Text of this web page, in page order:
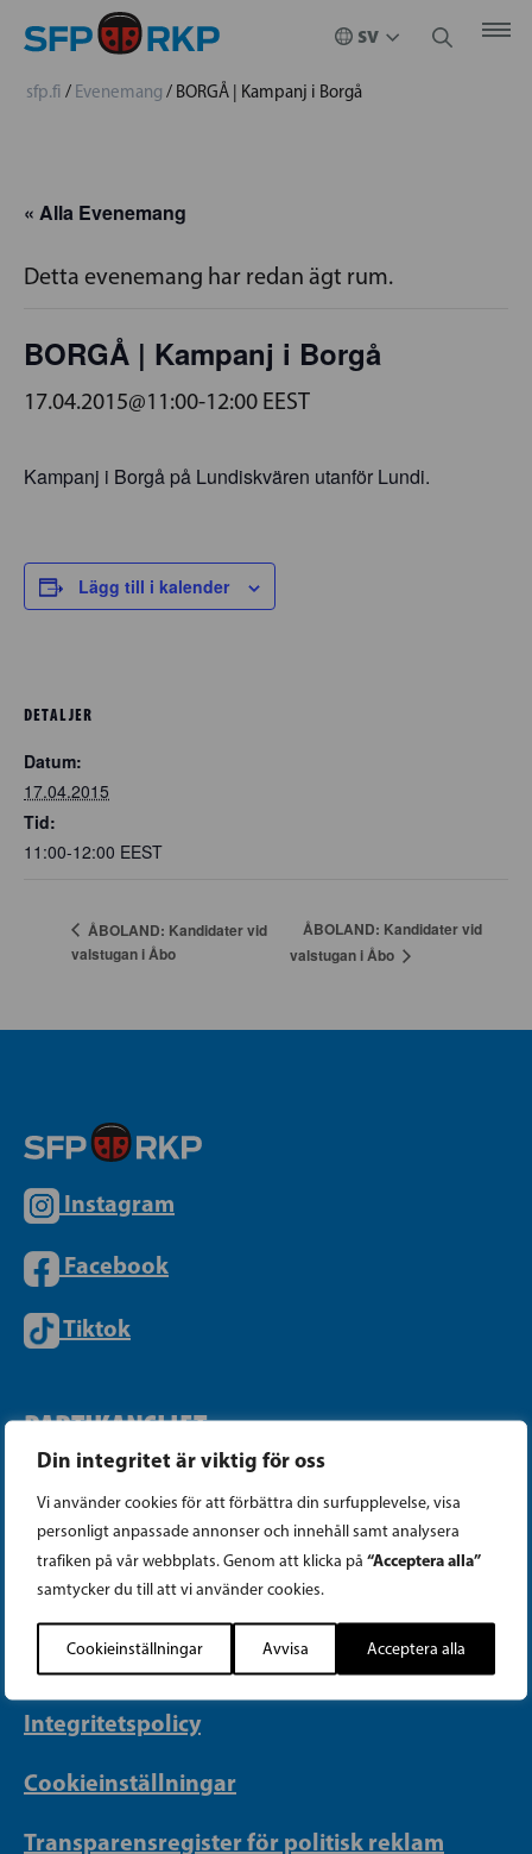
Din integritet är viktig för oss
Vi använder cookies för att förbättra din surfupplevelse, visa
personligt anpassade annonser och innehåll samt analysera
trafiken på vår webbplats. Genom att klicka på “Acceptera alla”
samtycker du till att vi använder cookies.
Cookieinställningar Avvisa Acceptera alla
sfp.fi / Evenemang / BORGÅ | Kampanj i Borgå
« Alla Evenemang
Detta evenemang har redan ägt rum.
BORGÅ | Kampanj i Borgå
17.04.2015@11:00-12:00 EEST
Kampanj i Borgå på Lundiskvären utanför Lundi.
Lägg till i kalender
DETALJER
Datum:
17.04.2015
Tid:
11:00-12:00 EEST
ÅBOLAND: Kandidater vid
valstugan i Åbo
ÅBOLAND: Kandidater vid
valstugan i Åbo
Instagram
Facebook
Tiktok
PARTIKANSLIET
Telefon (09) 693 070
PB 430, 00101 Helsingfors
Georgsgatan 27, 00100 Helsingfors
info@sfp.fi
Faktureringsuppgifter
Integritetspolicy
Cookieinställningar
Transparensregister för politisk reklam